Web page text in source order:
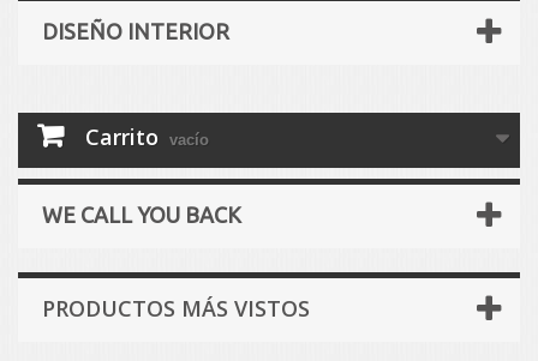
DISEÑO INTERIOR
Carrito vacío
WE CALL YOU BACK
PRODUCTOS MÁS VISTOS